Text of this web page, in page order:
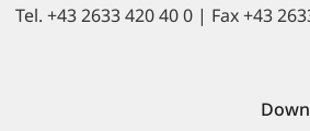
Tel. +43 2633 420 40 0 | Fax +43